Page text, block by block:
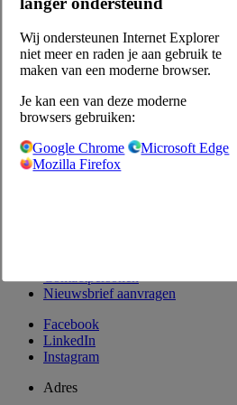
Wij ondersteunen Internet Explorer
niet meer en raden je aan gebruik te
maken van een moderne browser.
Je kan een van deze moderne
browsers gebruiken:
Google Chrome
Microsoft Edge
Mozilla Firefox
MVO
Leveranciers
Privacy & voorwaarden
Verkoop- en leveringsvoorwaarden
Producten retourneren
Disclaimer
Privacyverklaring
Privacyinstellingen
Nieuwsbrief aanvragen
Facebook
LinkedIn
Instagram
Adres